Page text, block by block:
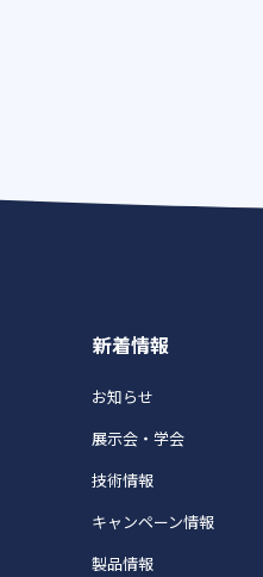
新着情報
お知らせ
展示会・学会
技術情報
キャンペーン情報
製品情報